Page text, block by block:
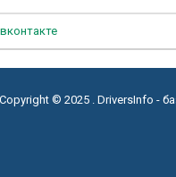
Copyright © 2025 . DriversInfo -